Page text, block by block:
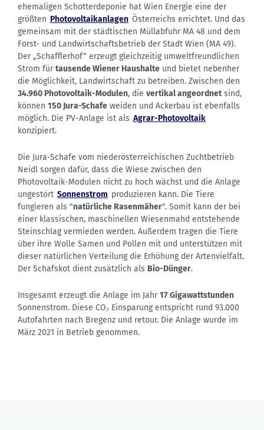
ehemaligen Schotterdeponie hat Wien Energie eine der
größten Photovoltaikanlagen Österreichs errichtet. Und das
gemeinsam mit der städtischen Müllabfuhr MA 48 und dem
Forst- und Landwirtschaftsbetrieb der Stadt Wien (MA 49).
Der „Schafflerhof“ erzeugt gleichzeitig umweltfreundlichen
Strom fürtausende Wiener Haushalte und bietet nebenher
die Möglichkeit, Landwirtschaft zu betreiben. Zwischen den
34.960 Photovoltaik-Modulen, die vertikal angeordnetsind,
können 150 Jura-Schafe weiden und Ackerbau ist ebenfalls
möglich. Die PV-Anlage ist als Agrar-Photovoltaik
konzipiert.
Die Jura-Schafe vom niederösterreichischen Zuchtbetrieb
Neidl sorgen dafür, dass die Wiese zwischen den
Photovoltaik-Modulen nicht zu hoch wächst und die Anlage
ungestört Sonnenstrom produzieren kann. Die Tiere
fungieren als "natürliche Rasenmäher". Somit kann der bei
einer klassischen, maschinellen Wiesenmahd entstehende
Steinschlag vermieden werden. Außerdem tragen die Tiere
über ihre Wolle Samen und Pollen mit und unterstützen mit
dieser natürlichen Verteilung die Erhöhung der Artenvielfalt.
Der Schafskot dient zusätzlich als Bio-Dünger.
Insgesamt erzeugt die Anlage im Jahr17 Gigawattstunden
Sonnenstrom. Diese CO₂ Einsparung entspricht rund 93.000
Autofahrten nach Bregenz und retour. Die Anlage wurde im
März 2021 in Betrieb genommen.